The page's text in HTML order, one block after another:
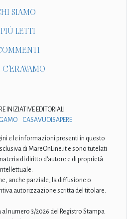
SIAMO
LETTI
INIZIATIVE EDITORIALI
CASAVUOISAPERE
e le informazioni presenti in questo
di MareOnLine.it e sono tutelati
di diritto d'autore e di proprietà
anche parziale, la diffusione o
autorizzazione scritta del titolare.
al numero 3/2026 del Registro Stampa